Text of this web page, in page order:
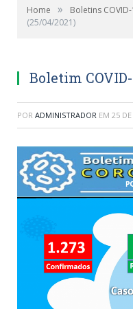
Home » Boletins
(25/04/2021)
Boletim
POR ADMINISTRADOR EM 25